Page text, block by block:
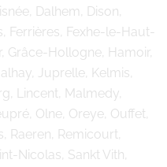
Dalhem, Dison,
Ferrières, Fexhe-le-Haut-
Grâce-Hollogne, Hamoir,
Juprelle, Kelmis,
Lincent, Malmedy,
Olne, Oreye, Ouffet,
Raeren, Remicourt,
Nicolas, Sankt Vith,